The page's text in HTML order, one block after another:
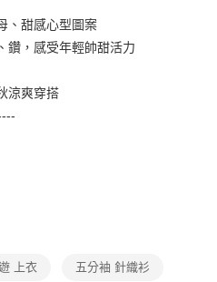
台中商業銀行
華泰商業銀行
遠東國際商業銀行
星展（台灣）商業銀行
付款」的支付方式。 讓您購物簡單
後，即可完成結帳。
)免運費
、甜感心型圖案
鑽，感受年輕帥甜活力
涼爽穿搭
上衣 五分袖 針織衫